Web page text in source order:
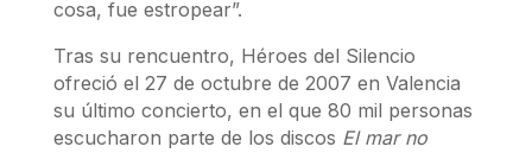
cosa, fue estropear”.
Tras su rencuentro, Héroes del Silencio
ofreció el 27 de octubre de 2007 en Valencia
su último concierto, en el que 80 mil personas
escucharon parte de los discos El mar no